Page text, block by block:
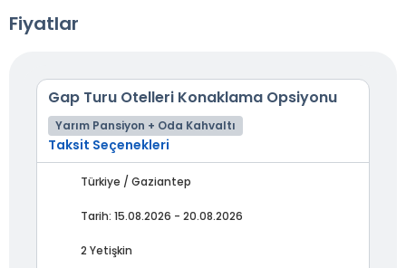
Fiyatlar
Gap Turu Otelleri Konaklama Opsiyonu
Yarım Pansiyon + Oda Kahvaltı
Taksit Seçenekleri
Türkiye / Gaziantep
Tarih: 15.08.2026 - 20.08.2026
2 Yetişkin